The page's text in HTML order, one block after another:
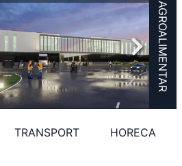
AGROALIMENTAR
TRANSPORT HORECA